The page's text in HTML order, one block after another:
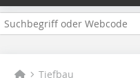
Tiefbau